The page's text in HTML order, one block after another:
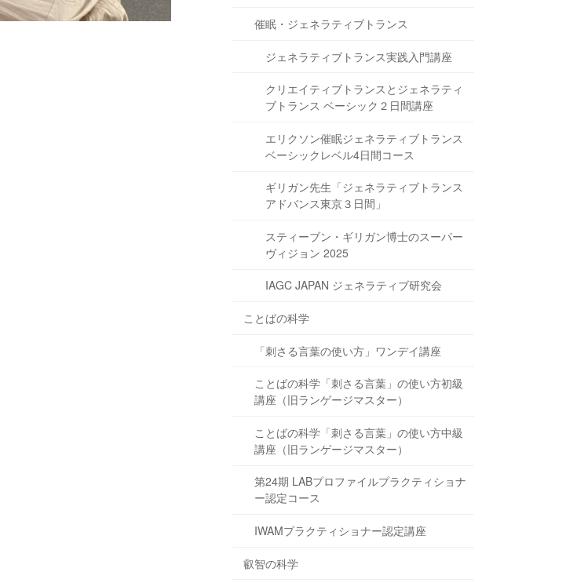
催眠・ジェネラティブトランス
ジェネラティブトランス実践入門講座
クリエイティブトランスとジェネラティ
ブトランス ベーシック２日間講座
エリクソン催眠ジェネラティブトランス
ベーシックレベル4日間コース
ギリガン先生「ジェネラティブトランス
アドバンス東京３日間」
スティーブン・ギリガン博士のスーパー
ヴィジョン 2025
IAGC JAPAN ジェネラティブ研究会
ことばの科学
「刺さる言葉の使い方」ワンデイ講座
ことばの科学「刺さる言葉」の使い方初級
講座（旧ランゲージマスター）
ことばの科学「刺さる言葉」の使い方中級
講座（旧ランゲージマスター）
第24期 LABプロファイルプラクティショナ
ー認定コース
IWAMプラクティショナー認定講座
叡智の科学